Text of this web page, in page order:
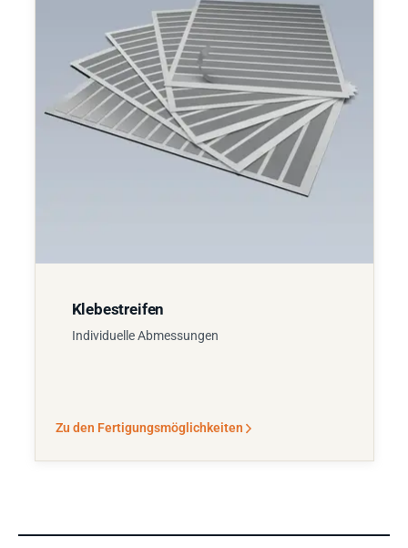
Klebestreifen
Individuelle Abmessungen
Zu den Fertigungsmöglichkeiten